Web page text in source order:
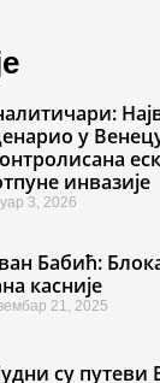
у
инвазије
3, 2026
Бабић:
касније
21, 2025
су путеви